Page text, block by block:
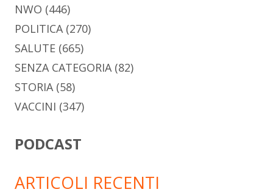
NWO (446)
POLITICA(270)
SALUTE (665)
SENZA CATEGORIA(82)
STORIA(58)
VACCINI (347)
PODCAST
ARTICOLI RECENTI